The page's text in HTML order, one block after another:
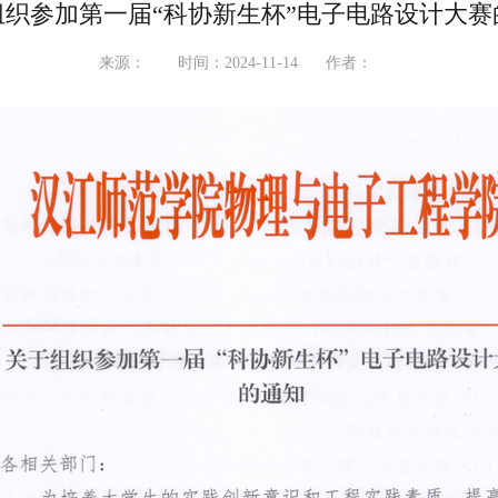
参加第一届“科协新生杯”电子电路设计大
来源： 时间：2024-11-14 作者：